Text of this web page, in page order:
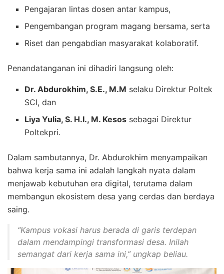
Pengajaran lintas dosen antar kampus,
Pengembangan program magang bersama, serta
Riset dan pengabdian masyarakat kolaboratif.
Penandatanganan ini dihadiri langsung oleh:
Dr. Abdurokhim, S.E., M.M selaku Direktur Poltek
SCI, dan
Liya Yulia, S. H.I., M. Kesos sebagai Direktur
Poltekpri.
Dalam sambutannya, Dr. Abdurokhim menyampaikan
bahwa kerja sama ini adalah langkah nyata dalam
menjawab kebutuhan era digital, terutama dalam
membangun ekosistem desa yang cerdas dan berdaya
saing.
“Kampus vokasi harus berada di garis terdepan
dalam mendampingi transformasi desa. Inilah
semangat dari kerja sama ini,”ungkap beliau.